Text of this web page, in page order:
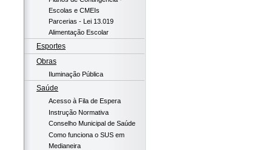
Escolas e CMEIs
Parcerias - Lei 13.019
Alimentação Escolar
Esportes
Obras
Iluminação Pública
Saúde
Acesso à Fila de Espera
Instrução Normativa
Conselho Municipal de Saúde
Como funciona o SUS em
Medianeira